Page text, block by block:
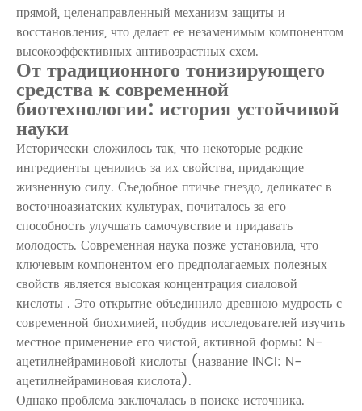
прямой, целенаправленный механизм защиты и
восстановления, что делает ее незаменимым компонентом
высокоэффективных антивозрастных схем.
От традиционного тонизирующего
средства к современной
биотехнологии: история устойчивой
науки
Исторически сложилось так, что некоторые редкие
ингредиенты ценились за их свойства, придающие
жизненную силу. Съедобное птичье гнездо, деликатес в
восточноазиатских культурах, почиталось за его
способность улучшать самочувствие и придавать
молодость. Современная наука позже установила, что
ключевым компонентом его предполагаемых полезных
свойств является высокая концентрациясиаловой
кислоты . Это открытие объединило древнюю мудрость с
современной биохимией, побудив исследователей изучить
местное применение его чистой, активной формы: N-
ацетилнейраминовой кислоты (название INCI: N-
ацетилнейраминовая кислота).
Однако проблема заключалась в поиске источника.